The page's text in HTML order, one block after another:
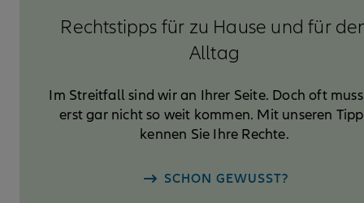
Rechtstipps für zu Hause und für
Alltag
Im Streitfall sind wir an Ihrer Seite. Doch oft muss
erst gar nicht so weit kommen. Mit unseren
kennen Sie Ihre Rechte.
SCHON GEWUSST?